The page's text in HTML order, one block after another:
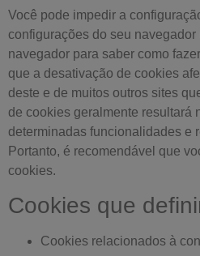
Você pode impedir a
configurações do seu
navegador para saber como
que a desativação de cookies
deste e de muitos outros sites
de cookies geralmente resultará
determinadas funcionalidades e
Portanto, é recomendável que
cookies.
Cookies que
Cookies relacionados à